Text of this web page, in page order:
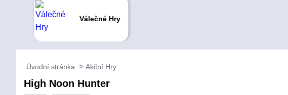
Válečné Hry
Úvodní stránka Akční Hry
High Noon Hunter